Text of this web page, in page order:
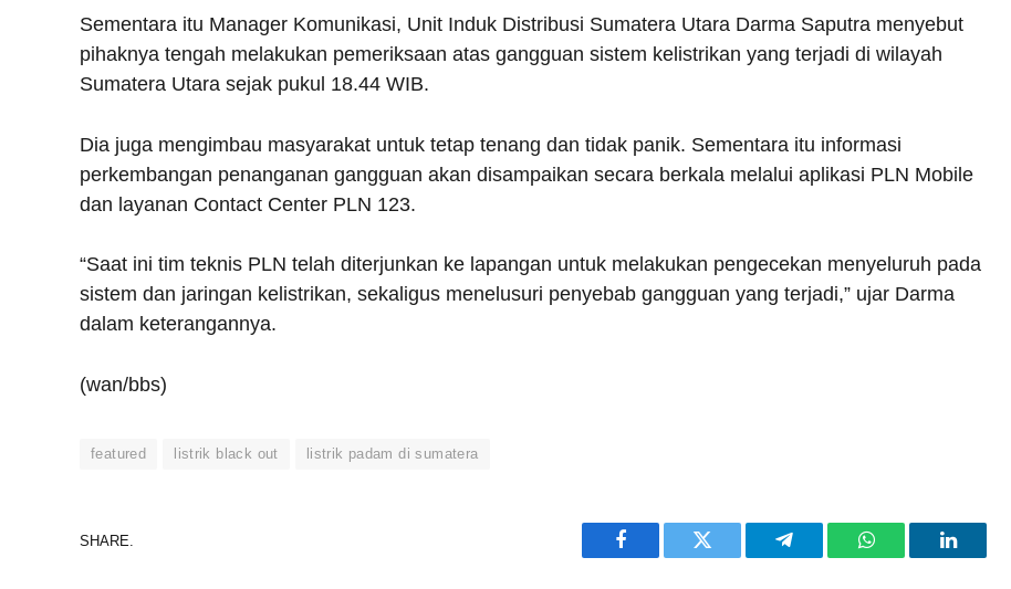
Sementara itu Manager Komunikasi, Unit Induk Distribusi Sumatera Utara Darma Saputra menyebut
pihaknya tengah melakukan pemeriksaan atas gangguan sistem kelistrikan yang terjadi di wilayah
Sumatera Utara sejak pukul 18.44 WIB.
Dia juga mengimbau masyarakat untuk tetap tenang dan tidak panik. Sementara itu informasi
perkembangan penanganan gangguan akan disampaikan secara berkala melalui aplikasi PLN Mobile
dan layanan Contact Center PLN 123.
“Saat ini tim teknis PLN telah diterjunkan ke lapangan untuk melakukan pengecekan menyeluruh pada
sistem dan jaringan kelistrikan, sekaligus menelusuri penyebab gangguan yang terjadi,” ujar Darma
dalam keterangannya.
(wan/bbs)
featured listrik black out listrik padam di sumatera
SHARE.
Facebook Twitter Telegram WhatsAppLinkedIn